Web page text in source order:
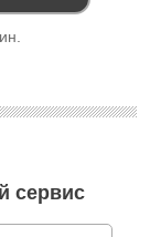
сервис